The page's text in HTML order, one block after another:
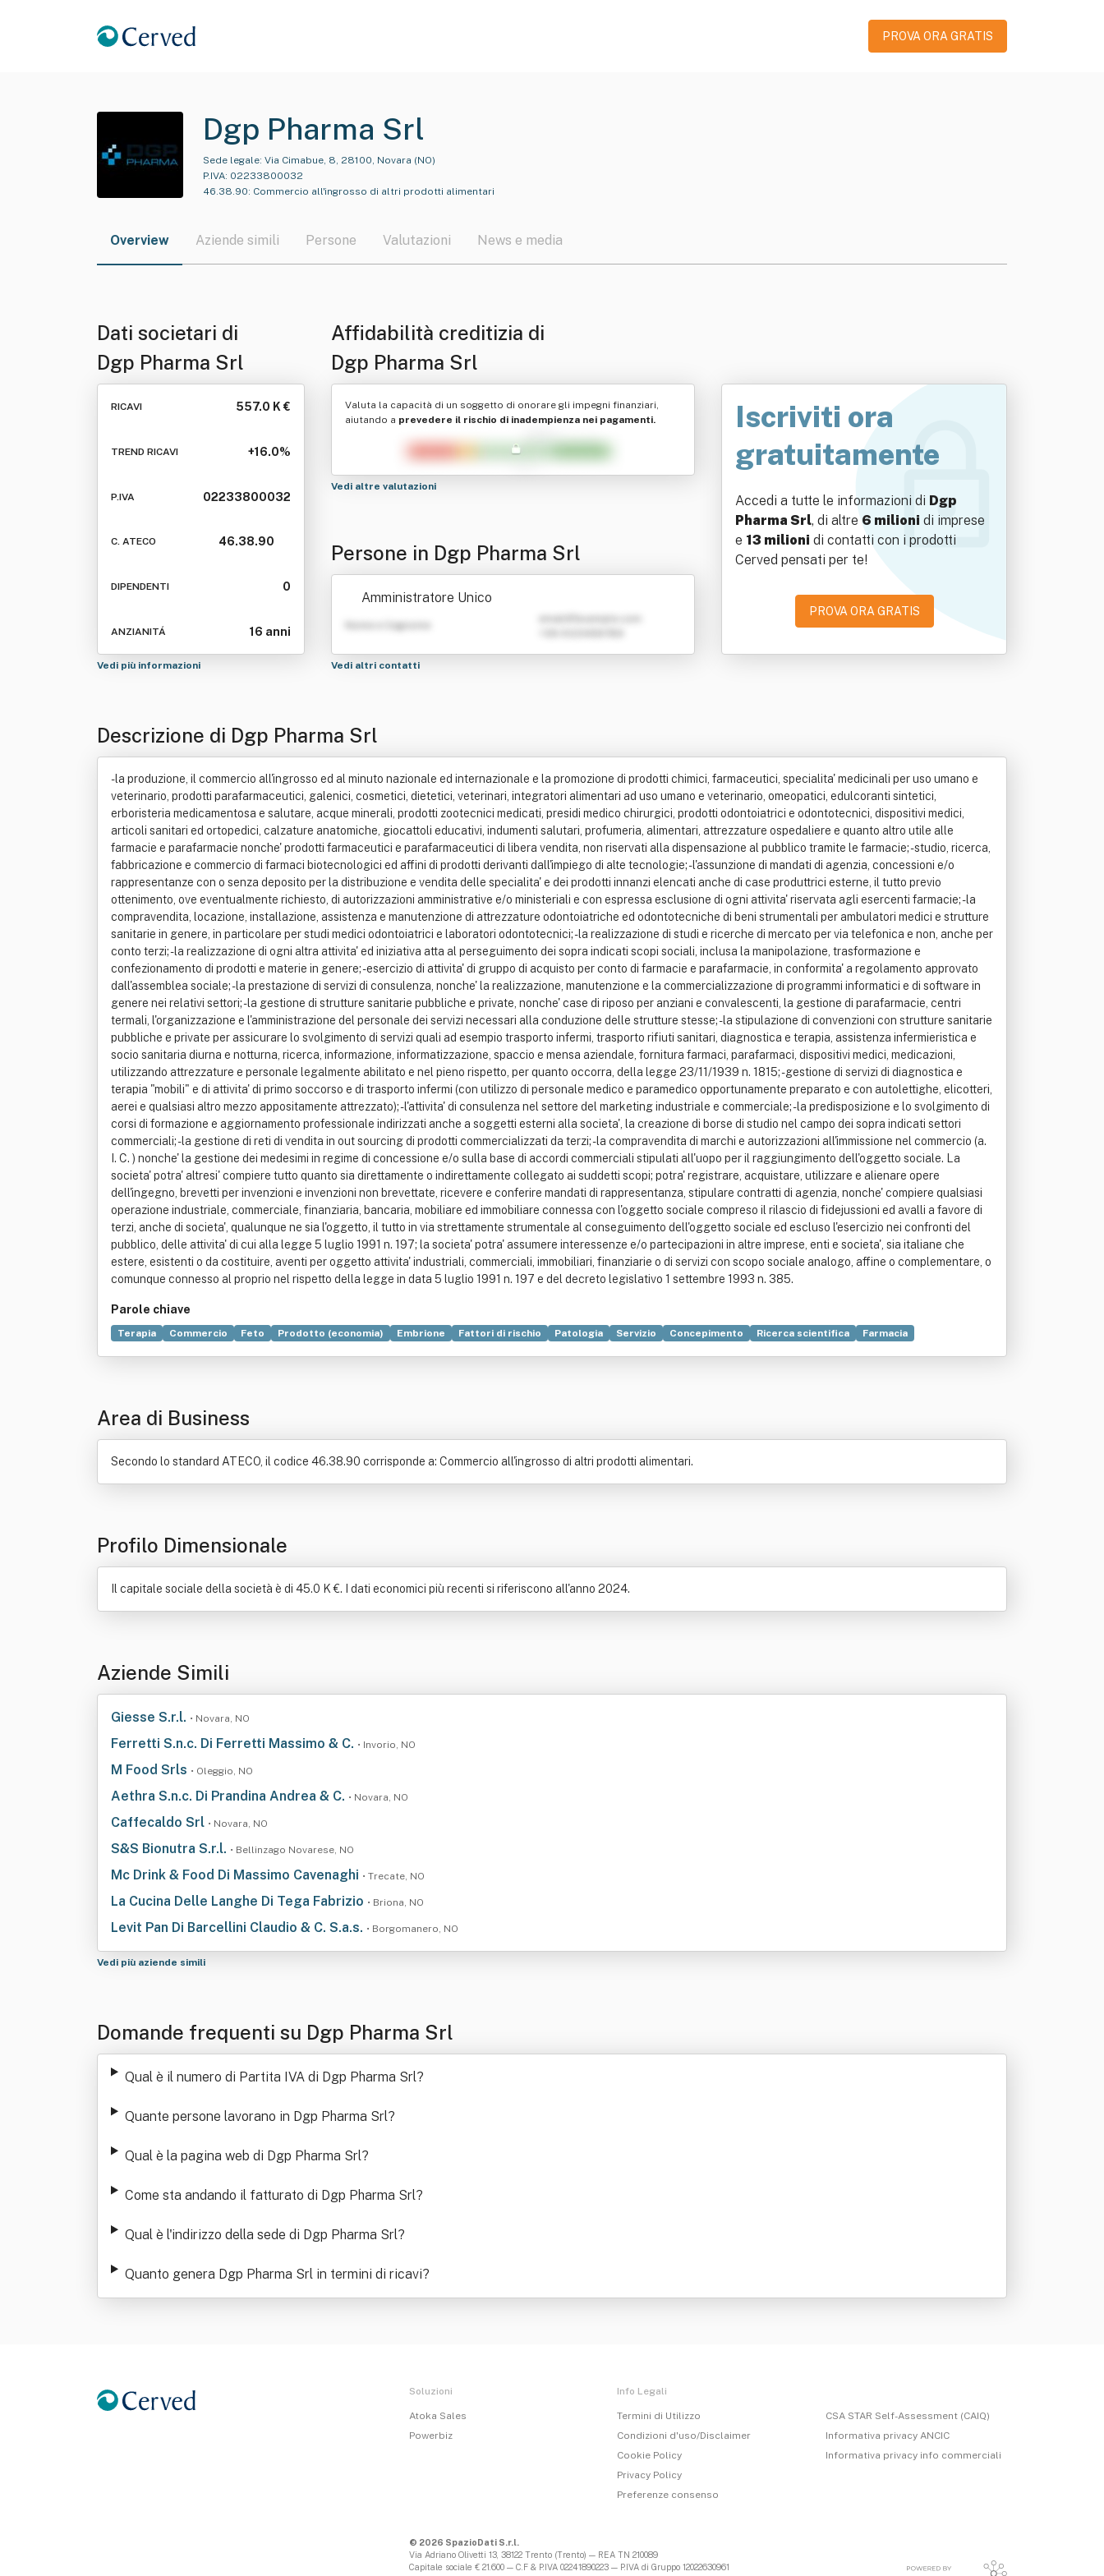
PROVA ORA GRATIS
Dgp Pharma Srl
Sede legale: Via Cimabue, 8, 28100, Novara (NO)
P.IVA: 02233800032
46.38.90: Commercio all'ingrosso di altri prodotti alimentari
Overview Aziende simili Persone Valutazioni News e media
Dati societari di
Dgp Pharma Srl
RICAVI 557.0 K €
TREND RICAVI +16.0%
P.IVA 02233800032
C. ATECO 46.38.90
DIPENDENTI 0
ANZIANITÁ 16 anni
Vedi più informazioni
Affidabilità creditizia di
Dgp Pharma Srl
Valuta la capacità di un soggetto di onorare gli impegni finanziari,
aiutando a prevedere il rischio di inadempienza nei pagamenti.
Vedi altre valutazioni
Persone in Dgp Pharma Srl
Amministratore Unico
Nome e Cognome
Vedi altri contatti
Iscriviti ora
gratuitamente
Accedi a tutte le informazioni di Dgp
Pharma Srl, di altre 6 milioni di imprese
e 13 milioni di contatti con i prodotti
Cerved pensati per te!
PROVA ORA GRATIS
Descrizione di Dgp Pharma Srl
- la produzione, il commercio all'ingrosso ed al minuto nazionale ed internazionale e la promozione di prodotti chimici, farmaceutici, specialita' medicinali per uso umano e
veterinario, prodotti parafarmaceutici, galenici, cosmetici, dietetici, veterinari, integratori alimentari ad uso umano e veterinario, omeopatici, edulcoranti sintetici,
erboristeria medicamentosa e salutare, acque minerali, prodotti zootecnici medicati, presidi medico chirurgici, prodotti odontoiatrici e odontotecnici, dispositivi medici,
articoli sanitari ed ortopedici, calzature anatomiche, giocattoli educativi, indumenti salutari, profumeria, alimentari, attrezzature ospedaliere e quanto altro utile alle
farmacie e parafarmacie nonche' prodotti farmaceutici e parafarmaceutici di libera vendita, non riservati alla dispensazione al pubblico tramite le farmacie; - studio, ricerca,
fabbricazione e commercio di farmaci biotecnologici ed affini di prodotti derivanti dall'impiego di alte tecnologie; - l'assunzione di mandati di agenzia, concessioni e/o
rappresentanze con o senza deposito per la distribuzione e vendita delle specialita' e dei prodotti innanzi elencati anche di case produttrici esterne, il tutto previo
ottenimento, ove eventualmente richiesto, di autorizzazioni amministrative e/o ministeriali e con espressa esclusione di ogni attivita' riservata agli esercenti farmacie; - la
compravendita, locazione, installazione, assistenza e manutenzione di attrezzature odontoiatriche ed odontotecniche di beni strumentali per ambulatori medici e strutture
sanitarie in genere, in particolare per studi medici odontoiatrici e laboratori odontotecnici; - la realizzazione di studi e ricerche di mercato per via telefonica e non, anche per
conto terzi; - la realizzazione di ogni altra attivita' ed iniziativa atta al perseguimento dei sopra indicati scopi sociali, inclusa la manipolazione, trasformazione e
confezionamento di prodotti e materie in genere; - esercizio di attivita' di gruppo di acquisto per conto di farmacie e parafarmacie, in conformita' a regolamento approvato
dall'assemblea sociale; - la prestazione di servizi di consulenza, nonche' la realizzazione, manutenzione e la commercializzazione di programmi informatici e di software in
genere nei relativi settori; - la gestione di strutture sanitarie pubbliche e private, nonche' case di riposo per anziani e convalescenti, la gestione di parafarmacie, centri
termali, l'organizzazione e l'amministrazione del personale dei servizi necessari alla conduzione delle strutture stesse; - la stipulazione di convenzioni con strutture sanitarie
pubbliche e private per assicurare lo svolgimento di servizi quali ad esempio trasporto infermi, trasporto rifiuti sanitari, diagnostica e terapia, assistenza infermieristica e
socio sanitaria diurna e notturna, ricerca, informazione, informatizzazione, spaccio e mensa aziendale, fornitura farmaci, parafarmaci, dispositivi medici, medicazioni,
utilizzando attrezzature e personale legalmente abilitato e nel pieno rispetto, per quanto occorra, della legge 23/11/1939 n. 1815; - gestione di servizi di diagnostica e
terapia "mobili" e di attivita' di primo soccorso e di trasporto infermi (con utilizzo di personale medico e paramedico opportunamente preparato e con autolettighe, elicotteri,
aerei e qualsiasi altro mezzo appositamente attrezzato); - l'attivita' di consulenza nel settore del marketing industriale e commerciale; - la predisposizione e lo svolgimento di
corsi di formazione e aggiornamento professionale indirizzati anche a soggetti esterni alla societa', la creazione di borse di studio nel campo dei sopra indicati settori
commerciali; - la gestione di reti di vendita in out sourcing di prodotti commercializzati da terzi; - la compravendita di marchi e autorizzazioni all'immissione nel commercio (a.
I. C. ) nonche' la gestione dei medesimi in regime di concessione e/o sulla base di accordi commerciali stipulati all'uopo per il raggiungimento dell'oggetto sociale. La
societa' potra' altresi' compiere tutto quanto sia direttamente o indirettamente collegato ai suddetti scopi; potra' registrare, acquistare, utilizzare e alienare opere
dell'ingegno, brevetti per invenzioni e invenzioni non brevettate, ricevere e conferire mandati di rappresentanza, stipulare contratti di agenzia, nonche' compiere qualsiasi
operazione industriale, commerciale, finanziaria, bancaria, mobiliare ed immobiliare connessa con l'oggetto sociale compreso il rilascio di fidejussioni ed avalli a favore di
terzi, anche di societa', qualunque ne sia l'oggetto, il tutto in via strettamente strumentale al conseguimento dell'oggetto sociale ed escluso l'esercizio nei confronti del
pubblico, delle attivita' di cui alla legge 5 luglio 1991 n. 197; la societa' potra' assumere interessenze e/o partecipazioni in altre imprese, enti e societa', sia italiane che
estere, esistenti o da costituire, aventi per oggetto attivita' industriali, commerciali, immobiliari, finanziarie o di servizi con scopo sociale analogo, affine o complementare, o
comunque connesso al proprio nel rispetto della legge in data 5 luglio 1991 n. 197 e del decreto legislativo 1 settembre 1993 n. 385.
Parole chiave
Terapia Commercio Feto Prodotto (economia) Embrione Fattori di rischio Patologia Servizio Concepimento Ricerca scientifica
Farmacia
Area di Business
Secondo lo standard ATECO, il codice 46.38.90 corrisponde a: Commercio all'ingrosso di altri prodotti alimentari.
Profilo Dimensionale
Il capitale sociale della società è di 45.0 K €. I dati economici più recenti si riferiscono all'anno 2024.
Aziende Simili
Giesse S.r.l. • Novara, NO
Ferretti S.n.c. Di Ferretti Massimo & C. • Invorio, NO
M Food Srls • Oleggio, NO
Aethra S.n.c. Di Prandina Andrea & C. • Novara, NO
Caffecaldo Srl • Novara, NO
S&S Bionutra S.r.l. • Bellinzago Novarese, NO
Mc Drink & Food Di Massimo Cavenaghi • Trecate, NO
La Cucina Delle Langhe Di Tega Fabrizio • Briona, NO
Levit Pan Di Barcellini Claudio & C. S.a.s. • Borgomanero, NO
Vedi più aziende simili
Domande frequenti su Dgp Pharma Srl
Qual è il numero di Partita IVA di Dgp Pharma Srl?
Quante persone lavorano in Dgp Pharma Srl?
Qual è la pagina web di Dgp Pharma Srl?
Come sta andando il fatturato di Dgp Pharma Srl?
Qual è l'indirizzo della sede di Dgp Pharma Srl?
Quanto genera Dgp Pharma Srl in termini di ricavi?
Soluzioni
Atoka Sales
Powerbiz
Info Legali
Termini di Utilizzo
Condizioni d'uso/Disclaimer
Cookie Policy
Privacy Policy
Preferenze consenso
CSA STAR Self-Assessment (CAIQ)
Informativa privacy ANCIC
Informativa privacy info commerciali
© 2026 SpazioDati S.r.l.
Via Adriano Olivetti 13, 38122 Trento (Trento) — REA TN 210089
Capitale sociale € 21.600 — C.F & P.IVA 02241890223 — P.IVA di Gruppo 12022630961